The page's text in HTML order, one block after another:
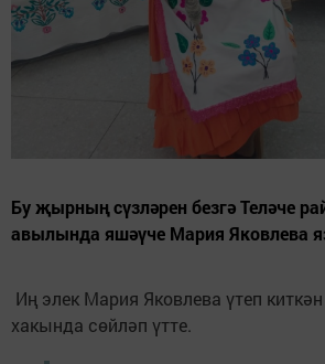
Бу җырның сүзләрен безгә Теләче
авылында яшәүче Мария Яковлева
Иң элек Мария Яковлева үтеп
хакында сөйләп үтте.